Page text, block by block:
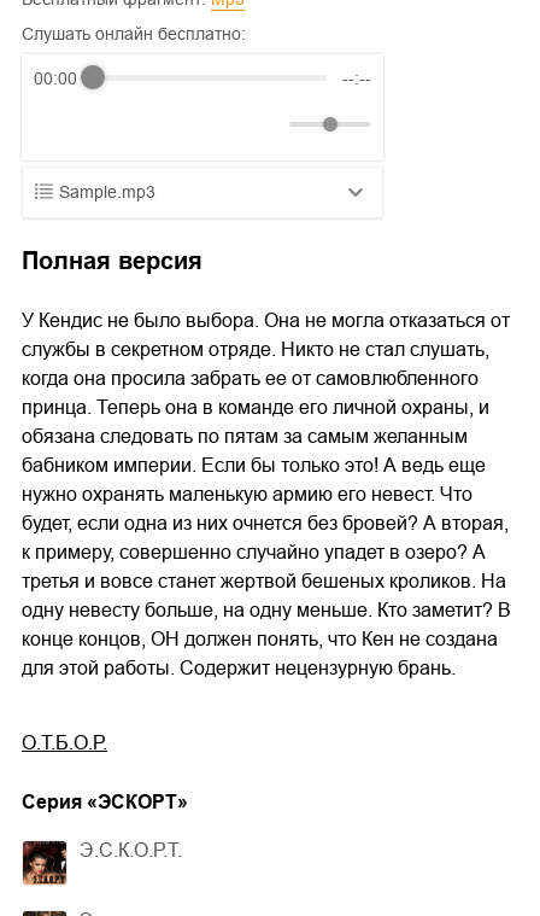
Слушать онлайн бесплатно:
00:00 --:--
Sample.mp3
03.mp3 14:00
Полная версия
У Кендис не было выбора. Она не могла отказаться от
службы в секретном отряде. Никто не стал слушать,
когда она просила забрать ее от самовлюбленного
принца. Теперь она в команде его личной охраны, и
обязана следовать по пятам за самым желанным
бабником империи. Если бы только это! А ведь еще
нужно охранять маленькую армию его невест. Что
будет, если одна из них очнется без бровей? А вторая,
к примеру, совершенно случайно упадет в озеро? А
третья и вовсе станет жертвой бешеных кроликов. На
одну невесту больше, на одну меньше. Кто заметит? В
конце концов, ОН должен понять, что Кен не создана
для этой работы. Содержит нецензурную брань.
О.Т.Б.О.Р.
Cерия «ЭСКОРТ»
Э.С.К.О.Р.Т.